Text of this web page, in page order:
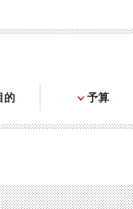
的 予算